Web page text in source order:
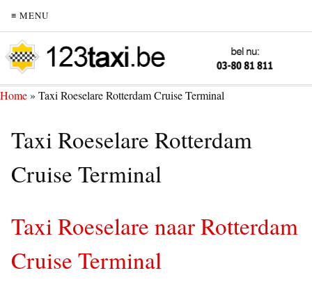
≡ MENU
Home» Taxi Roeselare Rotterdam Cruise Terminal
Taxi Roeselare Rotterdam
Cruise Terminal
Taxi Roeselare naar Rotterdam
Cruise Terminal